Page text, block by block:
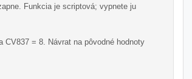
Funkcia je scriptová; vypnete ju
= 8. Návrat na pôvodné hodnoty